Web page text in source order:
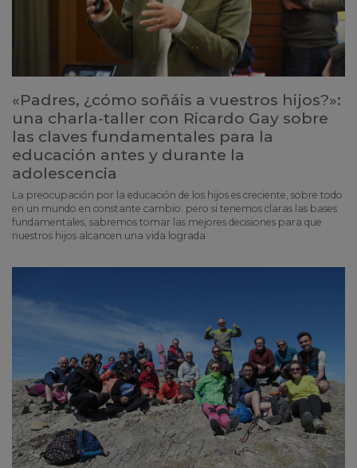
«Padres, ¿cómo soñáis a vuestros hijos?»:
una charla-taller con Ricardo Gay sobre
las claves fundamentales para la
educación antes y durante la
adolescencia
La preocupación por la educación de los hijos es creciente, sobre todo
en un mundo en constante cambio: pero si tenemos claras las bases
fundamentales, sabremos tomar las mejores decisiones para que
nuestros hijos alcancen una vida lograda